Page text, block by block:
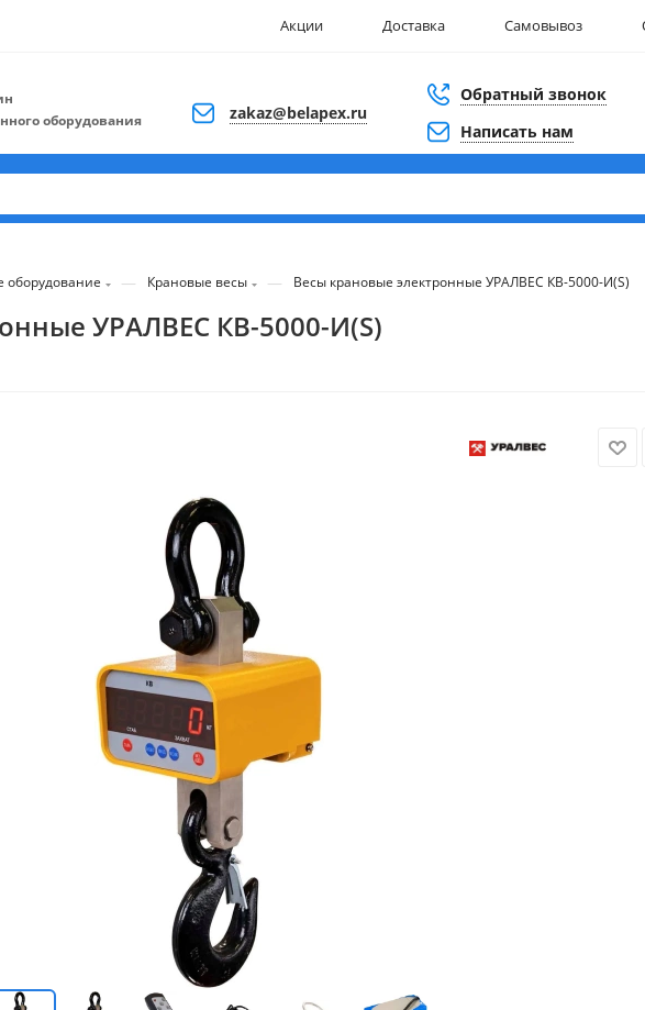
Акции Доставка Самовывоз
оборудования
zakaz@belapex.ru
Обратный звонок
Написать нам
оборудование — Крановые весы — Весы крановые электронные УРАЛВЕС КВ-5000-И(S)
УРАЛВЕС КВ-5000-И(S)